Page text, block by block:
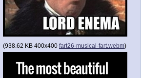
(938.62 KB 400x400 fart26-musical-fart.webm)